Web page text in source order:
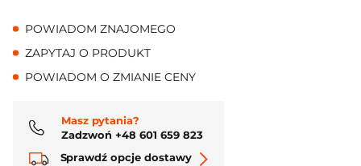
POWIADOM ZNAJOMEGO
ZAPYTAJ O PRODUKT
POWIADOM O ZMIANIE CENY
Masz pytania?
Zadzwoń +48 601 659 823
Sprawdź opcje dostawy